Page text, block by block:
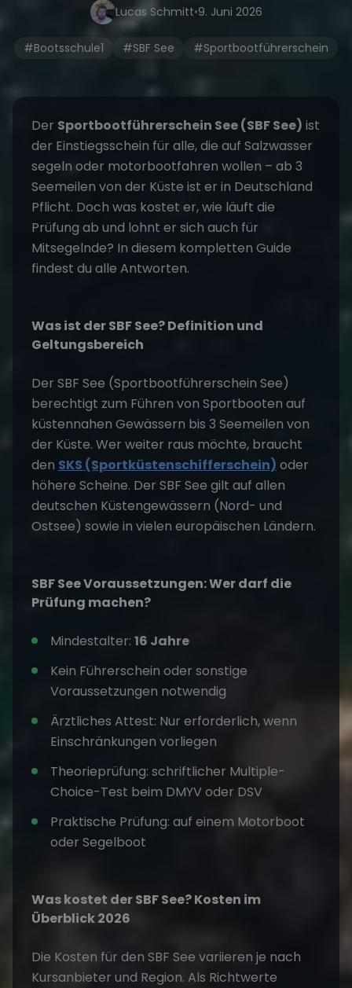
Lucas Schmitt•9. Juni 2026
#Bootsschule1 #SBF See #Sportbootführerschein
Der Sportbootführerschein See (SBF See) ist
der Einstiegsschein für alle, die auf Salzwasser
segeln oder motorbootfahren wollen – ab 3
Seemeilen von der Küste ist er in Deutschland
Pflicht. Doch was kostet er, wie läuft die
Prüfung ab und lohnt er sich auch für
Mitsegelnde? In diesem kompletten Guide
findest du alle Antworten.
Was ist der SBF See? Definition und
Geltungsbereich
Der SBF See (Sportbootführerschein See)
berechtigt zum Führen von Sportbooten auf
küstennahen Gewässern bis 3 Seemeilen von
der Küste. Wer weiter raus möchte, braucht
den SKS (Sportküstenschifferschein) oder
höhere Scheine. Der SBF See gilt auf allen
deutschen Küstengewässern (Nord- und
Ostsee) sowie in vielen europäischen Ländern.
SBF See Voraussetzungen: Wer darf die
Prüfung machen?
Mindestalter: 16 Jahre
Kein Führerschein oder sonstige
Voraussetzungen notwendig
Ärztliches Attest: Nur erforderlich, wenn
Einschränkungen vorliegen
Theorieprüfung: schriftlicher Multiple-
Choice-Test beim DMYV oder DSV
Praktische Prüfung: auf einem Motorboot
oder Segelboot
Was kostet der SBF See? Kosten im
Überblick 2026
Die Kosten für den SBF See variieren je nach
Kursanbieter und Region. Als Richtwerte